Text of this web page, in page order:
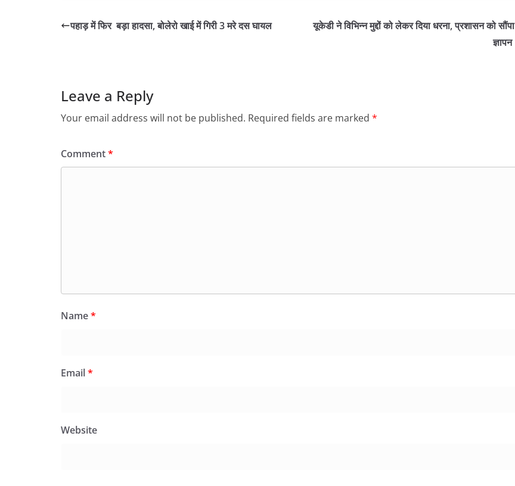
पहाड़ में फिर बड़ा हादसा, बोलेरो खाई में गिरी 3 मरे दस घायल
यूकेडी ने विभिन्न मुद्दों को लेकर दिया धरना, प्रशासन को सौंपा
ज्ञापन
Leave a Reply
Your email address will not be published. Required fields are marked *
Comment*
Name*
Email*
Website